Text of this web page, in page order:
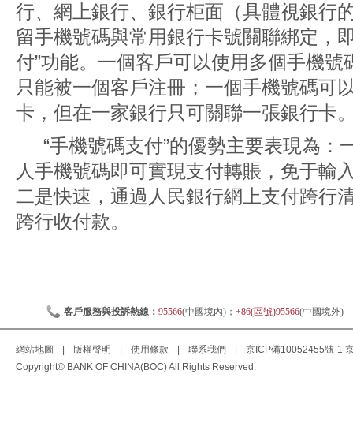
行、網上銀行、銀行柜面（具體視銀行
留手機號碼與常用銀行卡號關聯綁定，
付”功能。一個客戶可以使用多個手機
只能被一個客戶注冊；一個手機號碼可
卡，但在一家銀行只可關聯一張銀行卡
“手機號碼支付”的優勢主要表現為：
人手機號碼即可實現支付轉賬，免于輸
二是快速，通過人民銀行網上支付跨行
跨行收付款。
客戶服務與投訴熱線： 95566(中國境內)； +86(區號)95566(中國境外)
網站地圖 版權聲明 使用條款 聯系我們 京ICP備10052455號-1
Copyright© BANK OF CHINA(BOC) All Rights Reserved.